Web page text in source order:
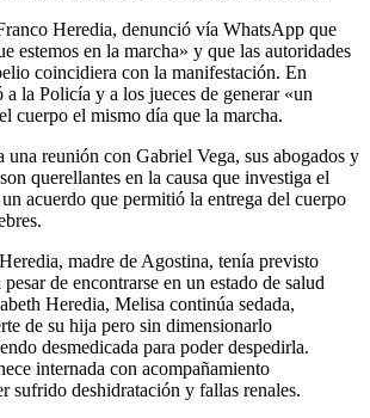
Heredia, denunció vía WhatsApp que
estemos en la marcha» y que las autoridades
coincidiera con la manifestación. En
a la Policía y a los jueces de generar «un
cuerpo el mismo día que la marcha.
reunión con Gabriel Vega, sus abogados y
querellantes en la causa que investiga el
acuerdo que permitió la entrega del cuerpo
madre de Agostina, tenía previsto
de encontrarse en un estado de salud
Heredia, Melisa continúa sedada,
de su hija pero sin dimensionarlo
desmedicada para poder despedirla.
internada con acompañamiento
sufrido deshidratación y fallas renales.